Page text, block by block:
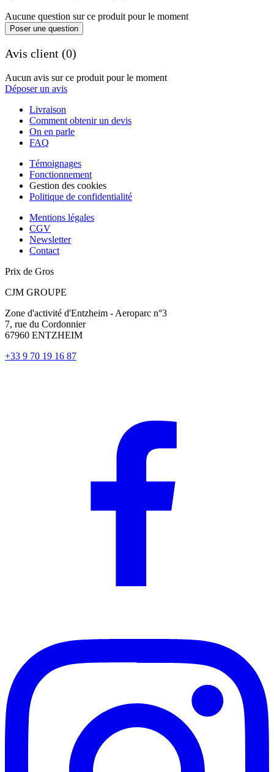
Aucune question sur ce produit pour le moment
Poser une question
Avis client (0)
Aucun avis sur ce produit pour le moment
Déposer un avis
Livraison
Comment obtenir un devis
On en parle
FAQ
Témoignages
Fonctionnement
Gestion des cookies
Politique de confidentialité
Mentions légales
CGV
Newsletter
Contact
Prix de Gros
CJM GROUPE
Zone d'activité d'Entzheim - Aeroparc n°3
7, rue du Cordonnier
67960 ENTZHEIM
+33 9 70 19 16 87